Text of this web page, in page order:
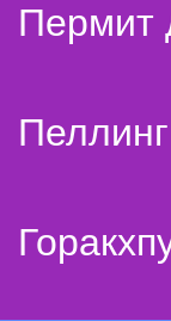
Пермит
Пеллинг